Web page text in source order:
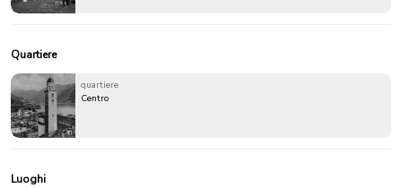
Quartiere
quartiere
Centro
Luoghi